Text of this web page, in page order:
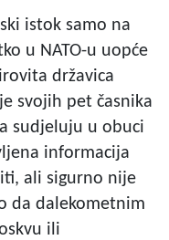
istok samo na
u NATO-u uopće
državica
svojih pet časnika
sudjeluju u obuci
informacija
ali sigurno nije
da dalekometnim
ili